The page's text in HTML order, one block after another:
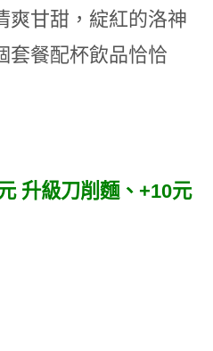
爽甘甜，綻紅的洛神
套餐配杯飲品恰恰
升級刀削麵、+10元